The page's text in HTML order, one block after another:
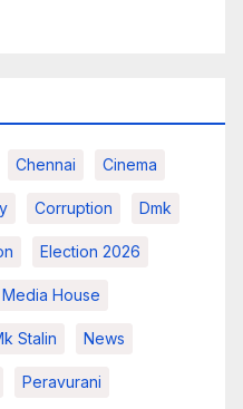
Chennai Cinema
Corruption Dmk
Election 2026
House
Stalin News
Peravurani